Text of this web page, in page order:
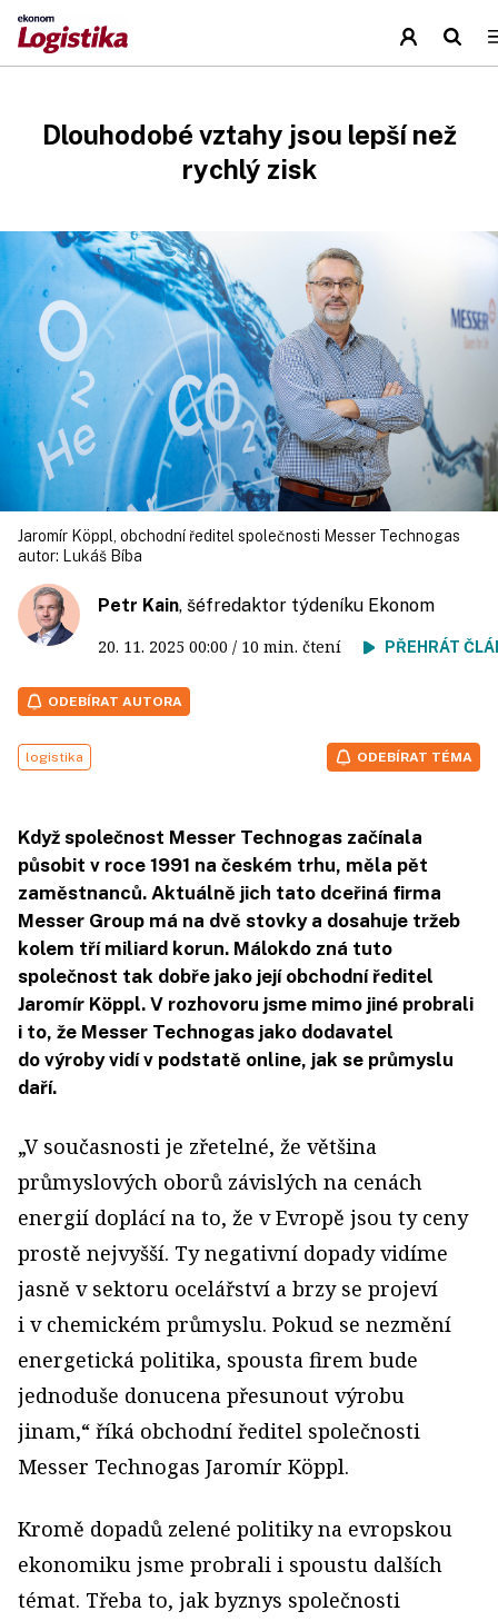
Dlouhodobé vztahy jsou lepší než
rychlý zisk
Jaromír Köppl, obchodní ředitel společnosti Messer Technogas
autor:
Lukáš Bíba
Petr Kain, šéfredaktor týdeníku Ekonom
20. 11. 2025 00:00 / 10 min. čtení PŘEHRÁT
ODEBÍRAT AUTORA
logistika ODEBÍRAT TÉMA
Když společnost Messer Technogas začínala
působit v roce 1991 na českém trhu, měla pět
zaměstnanců. Aktuálně jich tato dceřiná firma
Messer Group má na dvě stovky a dosahuje tržeb
kolem tří miliard korun. Málokdo zná tuto
společnost tak dobře jako její obchodní ředitel
Jaromír Köppl. V rozhovoru jsme mimo jiné probrali
i to, že Messer Technogas jako dodavatel
do výroby vidí v podstatě online, jak se průmyslu
daří.
„V současnosti je zřetelné, že většina
průmyslových oborů závislých na cenách
energií doplácí na to, že v Evropě jsou ty ceny
prostě nejvyšší. Ty negativní dopady vidíme
jasně v sektoru ocelářství a brzy se projeví
i v chemickém průmyslu. Pokud se nezmění
energetická politika, spousta firem bude
jednoduše donucena přesunout výrobu
jinam,“ říká obchodní ředitel společnosti
Messer Technogas Jaromír Köppl.
Kromě dopadů zelené politiky na evropskou
ekonomiku jsme probrali i spoustu dalších
témat. Třeba to, jak byznys společnosti